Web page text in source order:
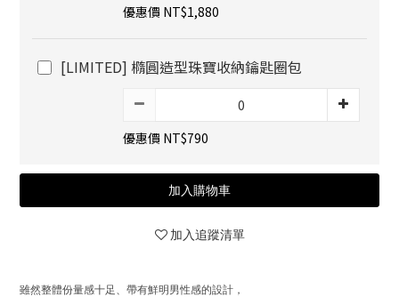
優惠價 NT$1,880
[LIMITED] 橢圓造型珠寶收納鑰匙圈包
優惠價 NT$790
加入購物車
加入追蹤清單
雖然整體份量感十足、帶有鮮明男性感的設計，